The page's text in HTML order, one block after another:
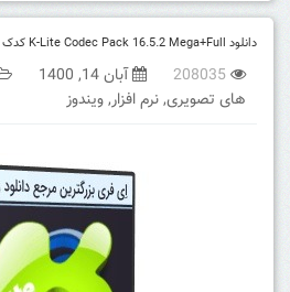
دانلود K-Lite Codec Pack 16.5.2 Mega+Full کدک های مورد نیاز ویندوز
208035 آبان 14, 1400
های تصویری,نرم افزار,ویندوز